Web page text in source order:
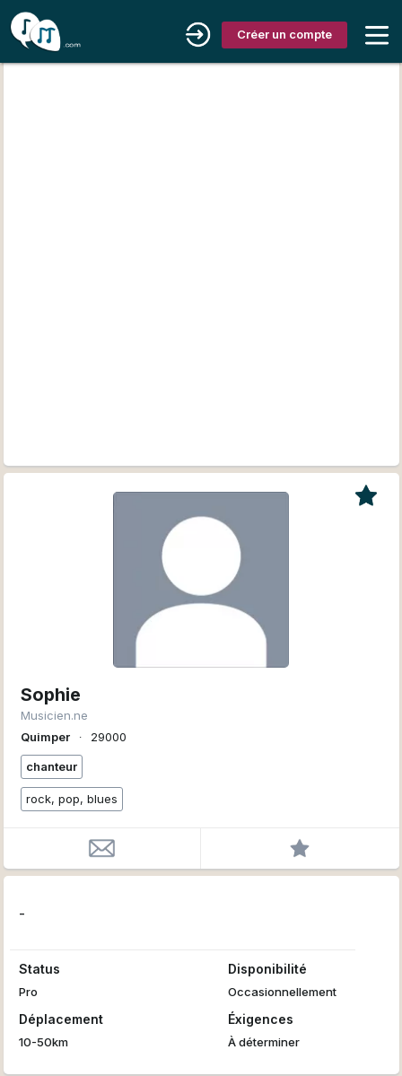
Créer un compte
Sophie
Musicien.ne
Quimper
∙ 29000
chanteur
rock, pop, blues
-
Status
Pro
Disponibilité
Occasionnellement
Déplacement
10-50km
Éxigences
À déterminer